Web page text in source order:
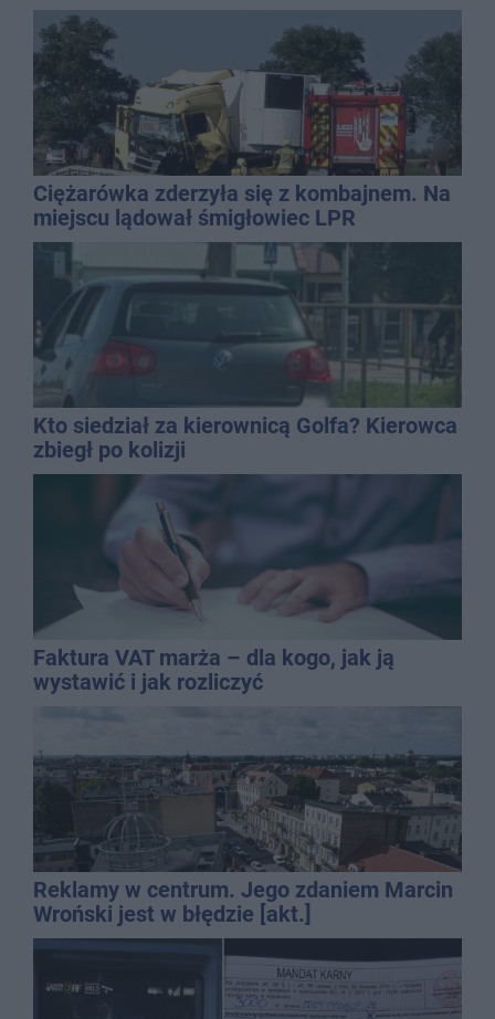
Ciężarówka zderzyła się z kombajnem. Na
miejscu lądował śmigłowiec LPR
Kto siedział za kierownicą Golfa? Kierowca
zbiegł po kolizji
Faktura VAT marża – dla kogo, jak ją
wystawić i jak rozliczyć
Reklamy w centrum. Jego zdaniem Marcin
Wroński jest w błędzie [akt.]